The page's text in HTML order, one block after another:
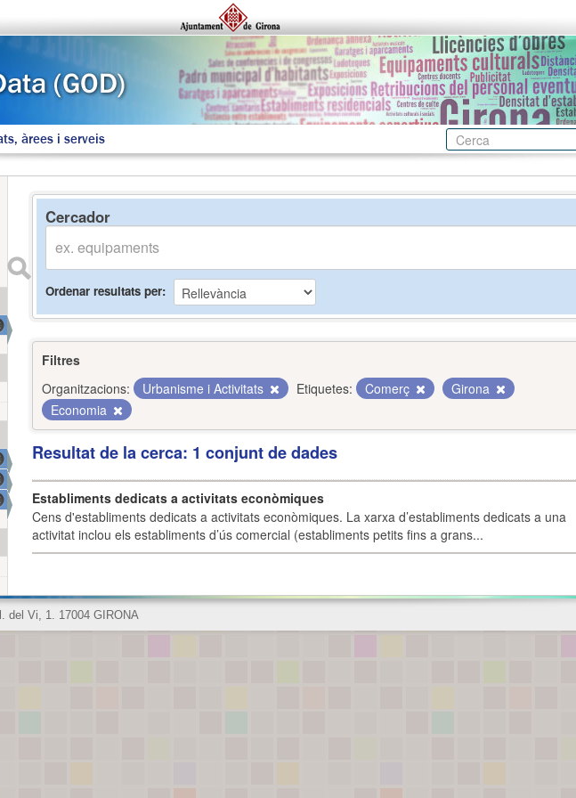
àrees i serveis
Cercador
Ordenar resultats per
Filtres
Organitzacions:
Urbanisme i Activitats Etiquetes: Comerç
Girona
Economia
Resultat de la cerca: 1 conjunt de dades
Establiments dedicats a activitats econòmiques
Cens d'establiments dedicats a activitats econòmiques. La xarxa d’establiments dedicats a una
activitat inclou els establiments d’ús comercial (establiments petits fins a grans...
del Vi, 1. 17004 GIRONA